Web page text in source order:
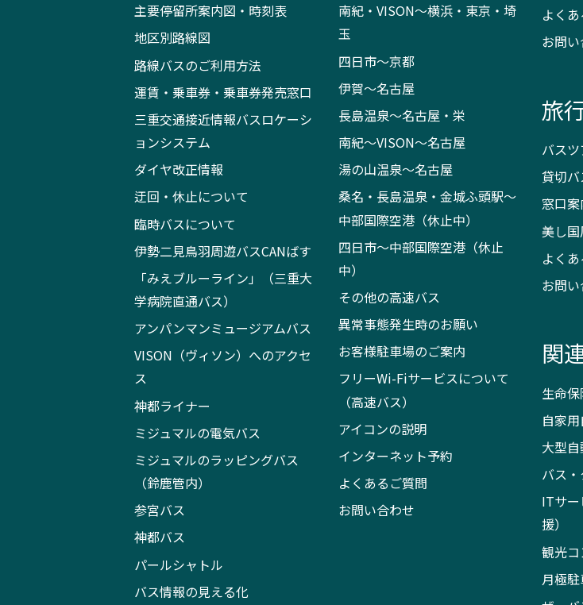
主要停留所案内図・時刻表
地区別路線図
路線バスのご利用方法
運賃・乗車券・乗車券発売窓口
三重交通接近情報バスロケーシ
ョンシステム
ダイヤ改正情報
迂回・休止について
臨時バスについて
伊勢二見鳥羽周遊バスCANばす
「みえブルーライン」（三重大
学病院直通バス）
アンパンマンミュージアムバス
VISON（ヴィソン）へのアクセ
ス
神都ライナー
ミジュマルの電気バス
ミジュマルのラッピングバス
（鈴鹿管内）
参宮バス
神都バス
パールシャトル
バス情報の見える化
南紀・VISON～横浜・東京・埼
玉
四日市～京都
伊賀～名古屋
長島温泉～名古屋・栄
南紀～VISON～名古屋
湯の山温泉～名古屋
桑名・長島温泉・金城ふ頭駅～
中部国際空港（休止中）
四日市～中部国際空港（休止
中）
その他の高速バス
異常事態発生時のお願い
お客様駐車場のご案内
フリーWi-Fiサービスについて
（高速バス）
アイコンの説明
インターネット予約
よくあるご質問
お問い合わせ
よく
お問
旅
バス
貸切
窓口案
美し
よく
お問
関
生命
自家
大型
バス
ITサー
援）
観光
月極駐